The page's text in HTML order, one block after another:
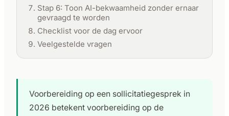
Stap 6: Toon AI-bekwaamheid zonder ernaar
gevraagd te worden
Checklist voor de dag ervoor
Veelgestelde vragen
Voorbereiding op een sollicitatiegesprek in
2026 betekent voorbereiding op de